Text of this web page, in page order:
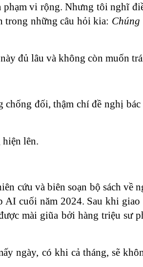
phạm vi rộng. Nhưng tôi nghĩ
trong những câu hỏi kia:
đủ lâu và không còn muốn
đối, thậm chí đề nghị
lên.
cứu và biên soạn bộ sách về
AI cuối năm 2024. Sau khi
mài giũa bởi hàng triệu sư
ngày, có khi cả tháng, sẽ